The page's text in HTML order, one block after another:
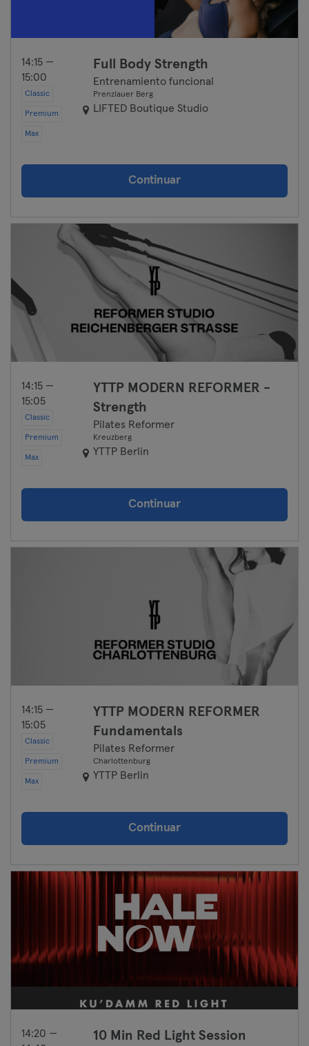
14:15 —
15:00
Classic
Premium
Max
Full Body Strength
Entrenamiento funcional
Prenzlauer Berg
LIFTED Boutique Studio
Continuar
14:15 —
15:05
Classic
Premium
Max
YTTP MODERN REFORMER -
Strength
Pilates Reformer
Kreuzberg
YTTP Berlin
Continuar
14:15 —
15:05
Classic
Premium
Max
YTTP MODERN REFORMER
Fundamentals
Pilates Reformer
Charlottenburg
YTTP Berlin
Continuar
14:20 —
10 Min Red Light Session